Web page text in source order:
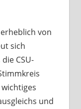
von
sich
CSU-
und